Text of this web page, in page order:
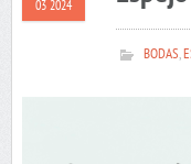
03 2024
BODAS,